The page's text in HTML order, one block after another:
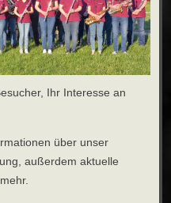
Ihr Interesse an
über unser
außerdem aktuelle